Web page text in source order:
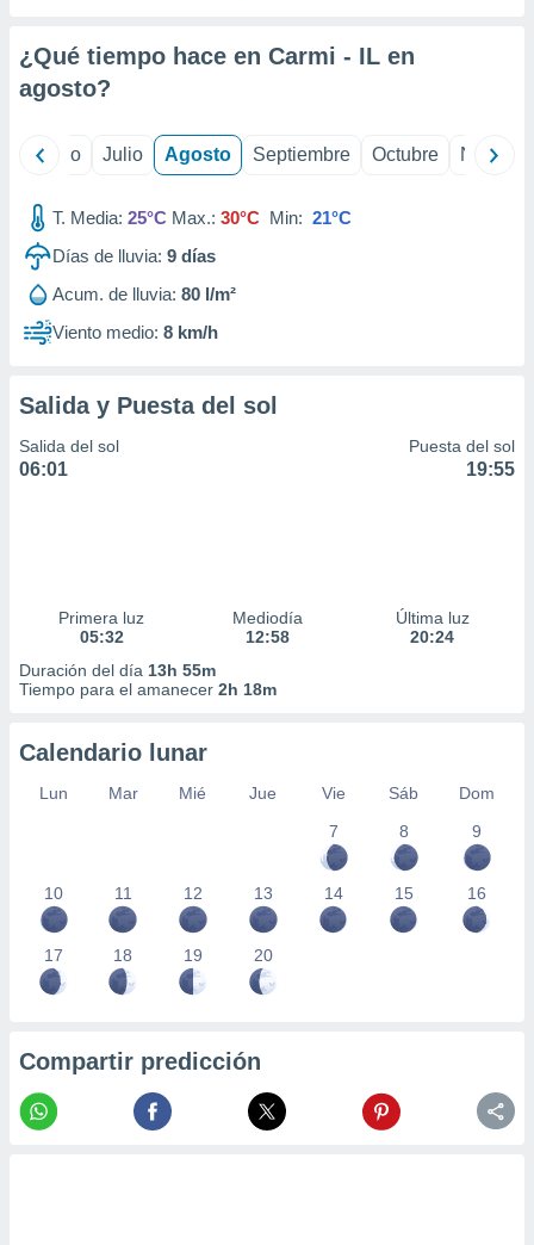
e
mediante
publicidad
publicidad
de
1199
¿Qué tiempo hace en Carmi - IL en
agosto?
Junio Julio Agosto Septiembre Octubre
T. Media: 25°C Max.: 30°C Min: 21°C
Días de lluvia: 9 días
Acum. de lluvia: 80 l/m²
Viento medio: 8 km/h
Salida y Puesta del sol
Salida del sol
06:01
Puesta del sol
19:55
Primera luz
05:32
Mediodía
12:58
Última luz
20:24
Duración del día 13h 55m
Tiempo para el amanecer 2h 18m
Calendario lunar
Lun Mar Mié Jue Vie Sáb
Dom
7
8 9
10 11 12 13 14 15 16
17 18 19 20
Compartir predicción